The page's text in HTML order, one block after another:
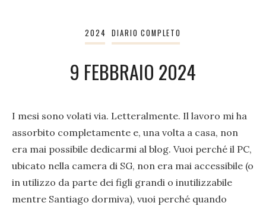
2024 DIARIO COMPLETO
9 FEBBRAIO 2024
I mesi sono volati via. Letteralmente. Il lavoro mi ha
assorbito completamente e, una volta a casa, non
era mai possibile dedicarmi al blog. Vuoi perché il PC,
ubicato nella camera di SG, non era mai accessibile (o
in utilizzo da parte dei figli grandi o inutilizzabile
mentre Santiago dormiva), vuoi perché quando